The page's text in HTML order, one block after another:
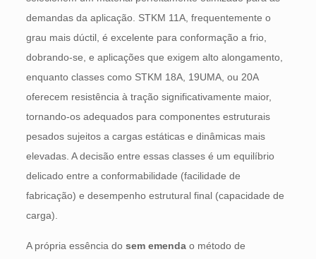
demandas da aplicação. STKM 11A, frequentemente o
grau mais dúctil, é excelente para conformação a frio,
dobrando-se, e aplicações que exigem alto alongamento,
enquanto classes como STKM 18A, 19UMA, ou 20A
oferecem resistência à tração significativamente maior,
tornando-os adequados para componentes estruturais
pesados ​​sujeitos a cargas estáticas e dinâmicas mais
elevadas. A decisão entre essas classes é um equilíbrio
delicado entre a conformabilidade (facilidade de
fabricação) e desempenho estrutural final (capacidade de
carga).
A própria essência do sem emendao método de